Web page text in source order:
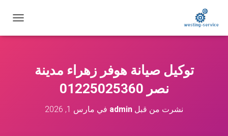
ب
توكيل صيانة هوفر زهراء مدينة
نصر 01225025360
نشرت من قبل admin في مارس 1, 2026